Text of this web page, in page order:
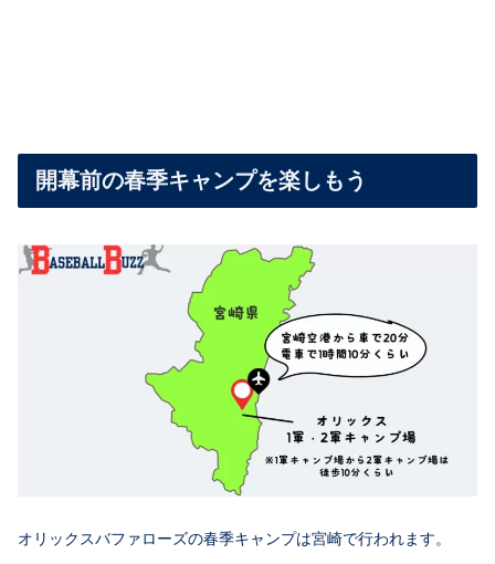
開幕前の春季キャンプを楽しもう
オリックスバファローズの春季キャンプは宮崎で行われます。